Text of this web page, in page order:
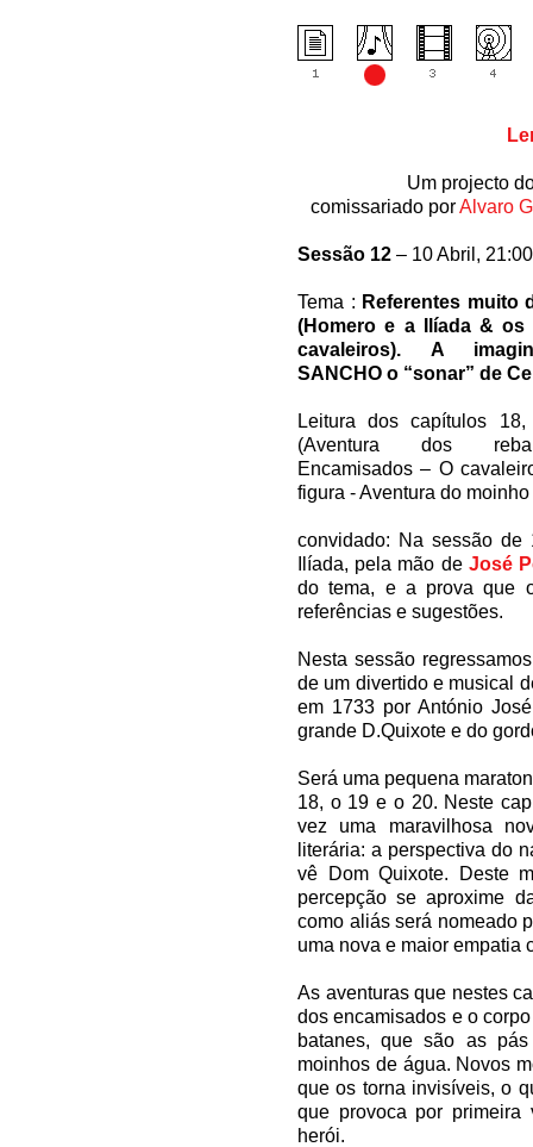
Um projecto
comissariado porAlvaro
Sessão 12 – 10 Abril, 21:00
Tema : Referentes muito
(Homero e a Ilíada & os
cavaleiros). A
SANCHO o “sonar” de
Leitura dos capítulos
(Aventura dos
Encamisados – O
figura - Aventura do
convidado: Na sessão
Ilíada, pela mão de José
do tema, e a prova que
referências e sugestões.
Nesta sessão
de um divertido e musical
em 1733 por António
grande D.Quixote e do
Será uma pequena
18, o 19 e o 20. Neste
vez uma maravilhosa
literária: a perspectiva do
vê Dom Quixote. Deste
percepção se aproxime
como aliás será nomeado
uma nova e maior empatia
As aventuras que nestes
dos encamisados e o
batanes, que são as
moinhos de água. Novos
que os torna invisíveis, o
que provoca por primeira
herói.